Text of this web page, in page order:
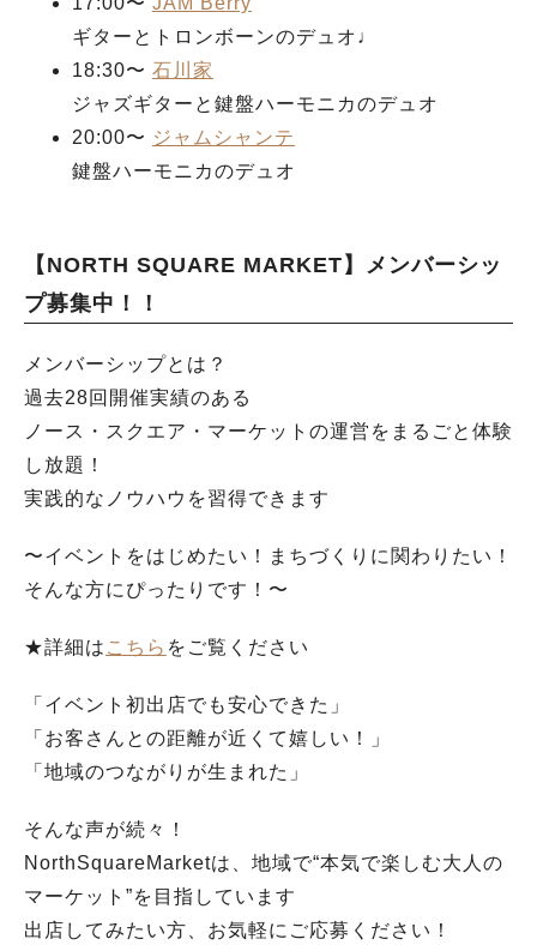
ギターとトロンボーンのデュオ♩
18:30〜 石川家
ジャズギターと鍵盤ハーモニカのデュオ
20:00〜 ジャムシャンテ
鍵盤ハーモニカのデュオ
【NORTH SQUARE MARKET】メンバーシッ
プ募集中！！
メンバーシップとは？
過去28回開催実績のある
ノース・スクエア・マーケットの運営をまるごと体験
し放題！
実践的なノウハウを習得できます
〜イベントをはじめたい！まちづくりに関わりたい！
そんな方にぴったりです！〜
★詳細は こちら をご覧ください
「イベント初出店でも安心できた」
「お客さんとの距離が近くて嬉しい！」
「地域のつながりが生まれた」
そんな声が続々！
NorthSquareMarketは、地域で“本気で楽しむ大人の
マーケット”を目指しています
出店してみたい方、お気軽にご応募ください！